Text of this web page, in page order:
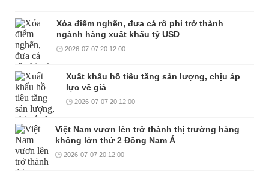
Xóa điểm nghẽn, đưa cá rô phi trở thành
ngành hàng xuất khẩu tỷ USD
2026-07-07 20:12:00
Xuất khẩu hồ tiêu tăng sản lượng, chịu áp
lực về giá
2026-07-07 20:12:00
Việt Nam vươn lên trở thành thị trường hàng
không lớn thứ 2 Đông Nam Á
2026-07-07 20:12:00